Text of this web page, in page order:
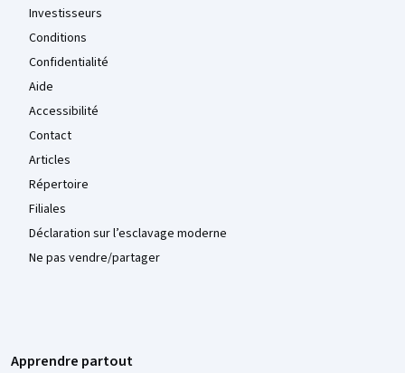
Investisseurs
Conditions
Confidentialité
Aide
Accessibilité
Contact
Articles
Répertoire
Filiales
Déclaration sur l’esclavage moderne
Ne pas vendre/partager
Apprendre partout